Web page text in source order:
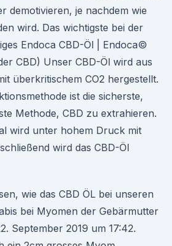
demotivieren, je nachdem wie
wird. Das wichtigste bei der
Endoca CBD-Öl | Endoca©
CBD) Unser CBD-Öl wird aus
überkritischem CO2 hergestellt.
ist die sicherste,
Methode, CBD zu extrahieren.
wird unter hohem Druck mit
wird das CBD-Öl
wie das CBD ÖL bei unseren
bei Myomen der Gebärmutter
September 2019 um 17:42.